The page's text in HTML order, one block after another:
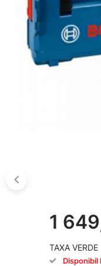
1
TAXA VERDE
Disponibil